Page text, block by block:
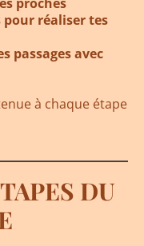
pour réaliser tes
passages avec
à chaque étape
DU